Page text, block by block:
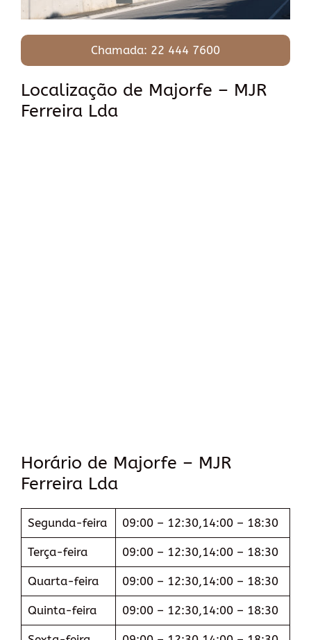
Chamada: 22 444 7600
Localização de Majorfe – MJR
Ferreira Lda
Horário de Majorfe – MJR
Ferreira Lda
Segunda-feira 09:00 – 12:30,14:00 – 18:30
Terça-feira 09:00 – 12:30,14:00 – 18:30
Quarta-feira 09:00 – 12:30,14:00 – 18:30
Quinta-feira 09:00 – 12:30,14:00 – 18:30